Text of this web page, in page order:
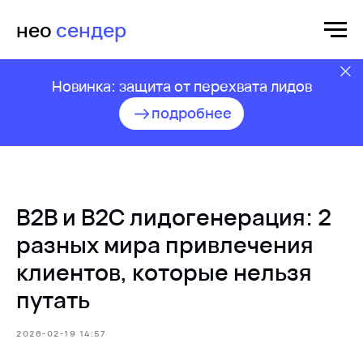
нео сендер
Новинка: защита от перехвата лидов
подробнее
B2B и B2C лидогенерация: 2
разных мира привлечения
клиентов, которые нельзя
путать
2026-02-19 14:57